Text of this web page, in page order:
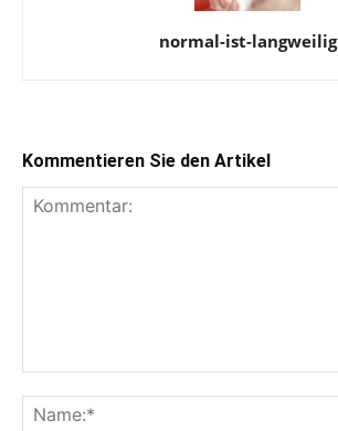
normal-ist-langweilig
Kommentieren Sie den Artikel